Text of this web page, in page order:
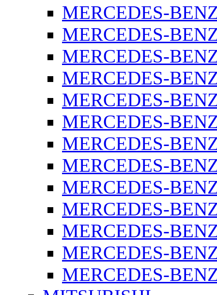
MERCEDES-
MERCEDES-
MERCEDES-
MERCEDES-
MERCEDES-
MERCEDES-
MERCEDES-
MERCEDES-
MERCEDES-
MERCEDES-
MERCEDES-
MERCEDES-
MERCEDES-